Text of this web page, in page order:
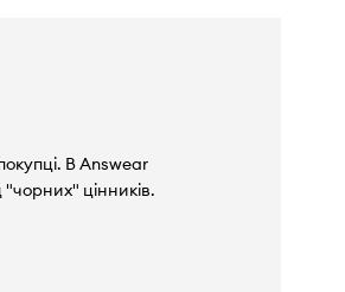
В Answear
цінників.